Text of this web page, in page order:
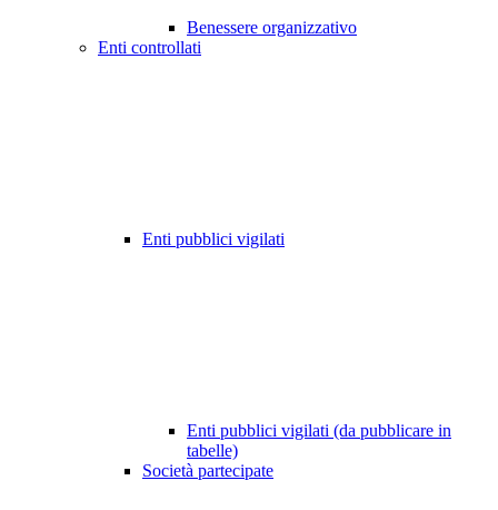
Benessere organizzativo
Enti controllati
Enti pubblici vigilati
Enti pubblici vigilati (da pubblicare in
tabelle)
Società partecipate